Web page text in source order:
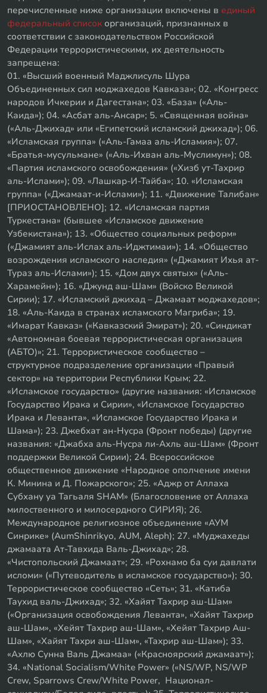
перечисленные ниже организации включены в единый
федеральный список организаций, признанных в
соответствии с законодательством Российской
Федерации террористическими, их деятельность
запрещена:
01. «Высший военный Маджлисуль Шура
Объединенных сил моджахедов Кавказа»; 02. «Конгресс
народов Ичкерии и Дагестана»; 03. «База» («Аль-
Каида»); 04. «Асбат аль-Ансар»; 5. «Священная война»
(«Аль-Джихад» или «Египетский исламский джихад»); 06.
«Исламская группа» («Аль-Гамаа аль-Исламия»); 07.
«Братья-мусульмане» («Аль-Ихван аль-Муслимун»); 08.
«Партия исламского освобождения» («Хизб ут-Тахрир
аль-Ислами»); 09. «Лашкар-И-Тайба»; 10. «Исламская
группа» («Джамаат-и-Ислами»); 11. «Движение Талибан»
[ПРИОСТАНОВЛЕНО]; 12. «Исламская партия
Туркестана» (бывшее «Исламское движение
Узбекистана»); 13. «Общество социальных реформ»
(«Джамият аль-Ислах аль-Иджтимаи»); 14. «Общество
возрождения исламского наследия» («Джамият Ихья ат-
Тураз аль-Ислами»); 15. «Дом двух святых» («Аль-
Харамейн»); 16. «Джунд аш-Шам» (Войско Великой
Сирии); 17. «Исламский джихад – Джамаат моджахедов»;
18. «Аль-Каида в странах исламского Магриба»; 19.
«Имарат Кавказ» («Кавказский Эмират»); 20. «Синдикат
«Автономная боевая террористическая организация
(АБТО)»; 21. Террористическое сообщество –
структурное подразделение организации «Правый
сектор» на территории Республики Крым; 22.
«Исламское государство» (другие названия: «Исламское
Государство Ирака и Сирии», «Исламское Государство
Ирака и Леванта», «Исламское Государство Ирака и
Шама»); 23. Джебхат ан-Нусра (Фронт победы) (другие
названия: «Джабха аль-Нусра ли-Ахль аш-Шам» (Фронт
поддержки Великой Сирии); 24. Всероссийское
общественное движение «Народное ополчение имени
К. Минина и Д. Пожарского»; 25. «Аджр от Аллаха
Субхану уа Тагьаля SHAM» (Благословение от Аллаха
милоственного и милосердного СИРИЯ); 26.
Международное религиозное объединение «АУМ
Синрике» (AumShinrikyo, AUM, Aleph); 27. «Муджахеды
джамаата Ат-Тавхида Валь-Джихад»; 28.
«Чистопольский Джамаат»; 29. «Рохнамо ба суи давлати
исломи» («Путеводитель в исламское государство»); 30.
Террористическое сообщество «Сеть»; 31. «Катиба
Таухид валь-Джихад»; 32. «Хайят Тахрир аш-Шам»
(«Организация освобождения Леванта», «Хайят Тахрир
аш-Шам», «Хейят Тахрир аш-Шам», «Хейят Тахрир Аш-
Шам», «Хайят Тахри аш-Шам», «Тахрир аш-Шам»); 33.
«Ахлю Сунна Валь Джамаа» («Красноярский джамаат»);
34. «National Socialism/White Power» («NS/WP, NS/WP
Crew, Sparrows Crew/White Power, Национал-